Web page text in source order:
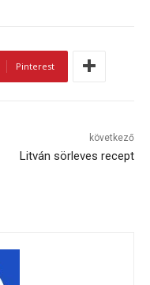
Pinterest
következő
Litván sörleves recept